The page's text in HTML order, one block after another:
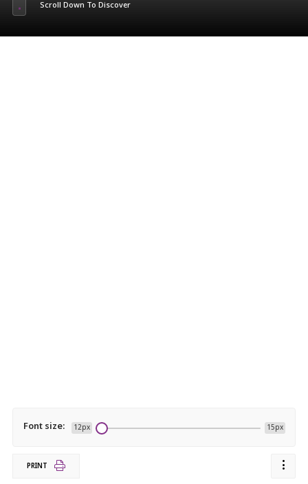
Scroll Down To Discover
Font size: 12px 15px
PRINT